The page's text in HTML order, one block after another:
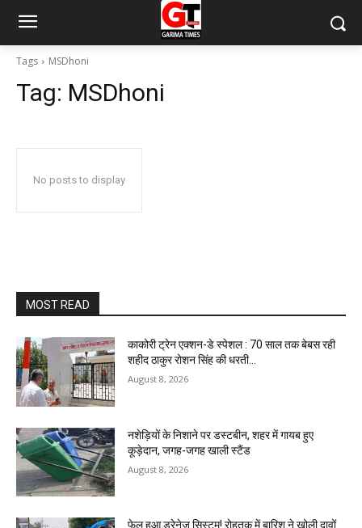
Tags MSDhoni
Tag: MSDhoni
No posts to display
MOST READ
काकोरी ट्रेन एक्शन-डे स्पेशल : 70 साल तक बेबस रही
शहीद ठाकुर रोशन सिंह की धरती…
August 8, 2026
नशेड़ियों के निशाने पर डस्टबीन, शहर में गायब हुए
कूड़ेदान, जगह-जगह खाली स्टैंड
August 8, 2026
फेल हुआ ड्रेनेज सिस्टम! रोहतक में बारिश ने खोली दावों